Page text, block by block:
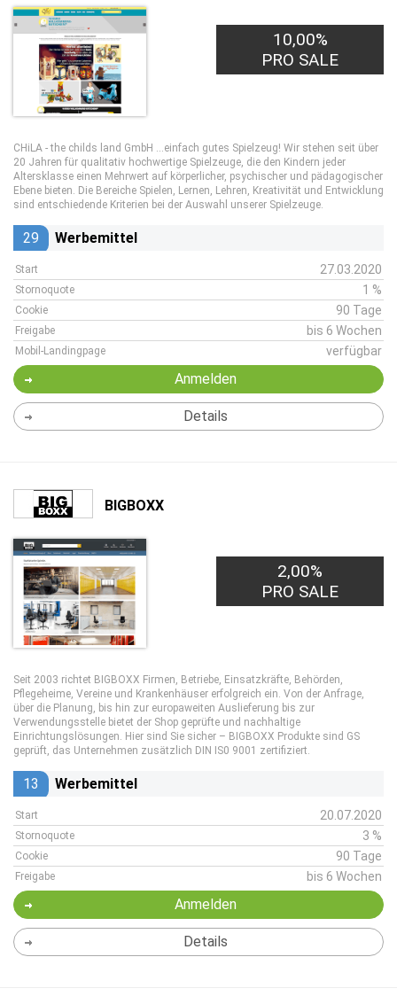
10,00%
PRO SALE
CHiLA - the childs land GmbH ...einfach gutes Spielzeug! Wir stehen seit über
20 Jahren für qualitativ hochwertige Spielzeuge, die den Kindern jeder
Altersklasse einen Mehrwert auf körperlicher, psychischer und pädagogischer
Ebene bieten. Die Bereiche Spielen, Lernen, Lehren, Kreativität und Entwicklung
sind entschiedende Kriterien bei der Auswahl unserer Spielzeuge.
29 Werbemittel
Start 27.03.2020
Stornoquote 1 %
Cookie 90 Tage
Freigabe bis 6 Wochen
Mobil-Landingpage verfügbar
Anmelden
Details
BIGBOXX
2,00%
PRO SALE
Seit 2003 richtet BIGBOXX Firmen, Betriebe, Einsatzkräfte, Behörden,
Pflegeheime, Vereine und Krankenhäuser erfolgreich ein. Von der Anfrage,
über die Planung, bis hin zur europaweiten Auslieferung bis zur
Verwendungsstelle bietet der Shop geprüfte und nachhaltige
Einrichtungslösungen. Hier sind Sie sicher – BIGBOXX Produkte sind GS
geprüft, das Unternehmen zusätzlich DIN IS0 9001 zertifiziert.
13 Werbemittel
Start 20.07.2020
Stornoquote 3 %
Cookie 90 Tage
Freigabe bis 6 Wochen
Anmelden
Details